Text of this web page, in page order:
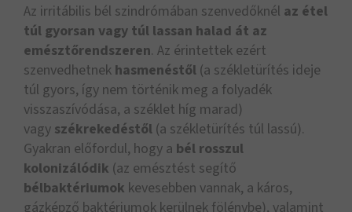
Az irritábilis bél szindrómában szenvedőknél az étel
túl gyorsan vagy túl lassan halad át az
emésztőrendszeren. Az érintettek ezért
szenvedhetnek hasmenéstől (a székletürítés ideje
túl gyors, így nem történik meg a folyadék
visszaszívódása, a széklet híg marad)
vagy székrekedéstől (a székletürítés túl lassú).
Gyakran előfordul, hogy a bél rosszul
kolonizálódik (az emésztést segítő
bélbaktériumok kevesebben vannak, a káros,
gázképző baktériumok kerülnek fölénybe), valamint